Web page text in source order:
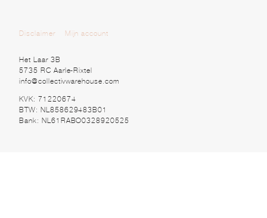
Disclaimer Mijn account
Het Laar 3B
5735 RC Aarle-Rixtel
info@collectivwarehouse.com
KVK: 71220674
BTW: NL858629483B01
Bank: NL61RABO0328920525